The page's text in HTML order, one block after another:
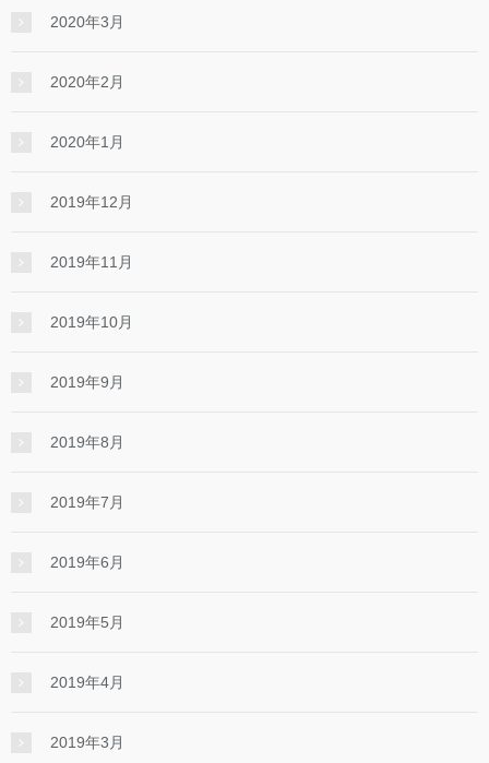
2020年3月
2020年2月
2020年1月
2019年12月
2019年11月
2019年10月
2019年9月
2019年8月
2019年7月
2019年6月
2019年5月
2019年4月
2019年3月